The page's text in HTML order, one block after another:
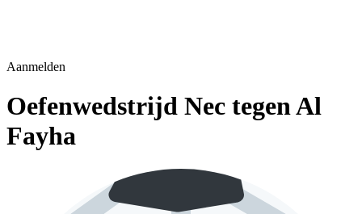
Aanmelden
Oefenwedstrijd Nec tegen Al
Fayha